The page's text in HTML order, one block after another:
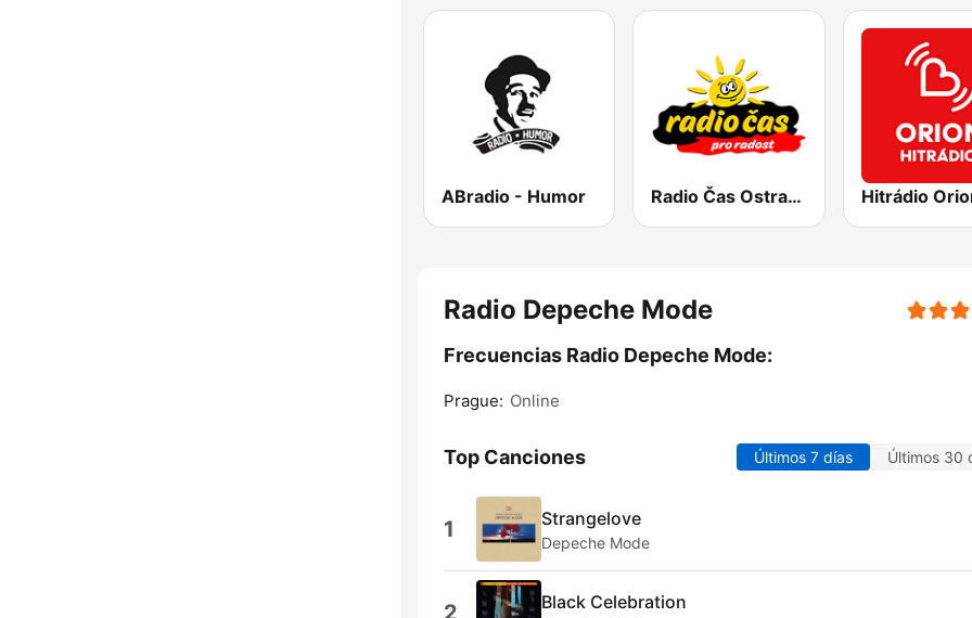
ABradio - Humor Radio Čas Ostravsko Hitrádio
Radio Depeche Mode
Frecuencias Radio Depeche Mode:
Prague: Online
Top Canciones Últimos 7 días Últimos 30
1 Strangelove
Depeche Mode
Black Celebration